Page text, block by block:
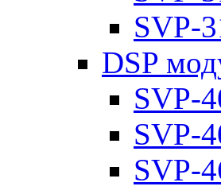
SVP-
DSP
SVP-
SVP-
SVP-